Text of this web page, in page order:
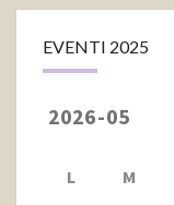
EVENTI 2025
L M